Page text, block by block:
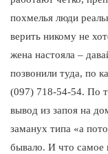
похмелья люди
верить никому не
жена настояла –
позвонили туда, по
(097) 718-54-54. По
вывод из запоя на
заманух типа «а
бывало. И что самое